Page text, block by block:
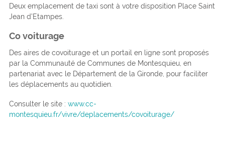
Deux emplacement de taxi sont à votre disposition Place Saint
Jean d’Etampes.
Co voiturage
Des aires de covoiturage et un portail en ligne sont proposés
par la Communauté de Communes de Montesquieu, en
partenariat avec le Département de la Gironde, pour faciliter
les déplacements au quotidien.
Consulter le site : www.cc-
montesquieu.fr/vivre/deplacements/covoiturage/